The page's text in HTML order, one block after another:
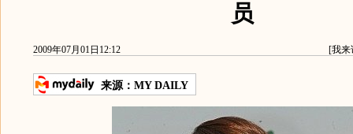
员
2009年07月01日12:12 [我来
来源： MY DAILY